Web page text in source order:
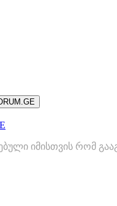
იმისთვის რომ